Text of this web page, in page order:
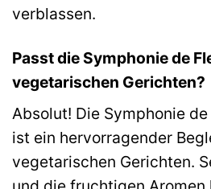
verblassen.
Passt die Symphonie de
vegetarischen Gerichten?
Absolut! Die Symphonie de
ist ein hervorragender
vegetarischen Gerichten.